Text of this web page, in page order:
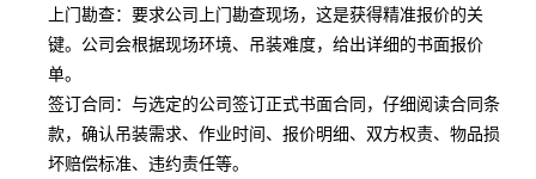
上门勘查：要求公司上门勘查现场，这是获得精准报价的关
键。公司会根据现场环境、吊装难度，给出详细的书面报价
单。
签订合同：与选定的公司签订正式书面合同，仔细阅读合同条
款，确认吊装需求、作业时间、报价明细、双方权责、物品损
坏赔偿标准、违约责任等。